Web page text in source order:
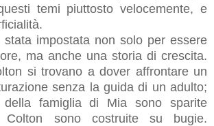
temi piuttosto velocemente, e
stata impostata non solo per essere
ma anche una storia di crescita.
si trovano a dover affrontare un
senza la guida di un adulto;
della famiglia di Mia sono sparite
Colton sono costruite su bugie.